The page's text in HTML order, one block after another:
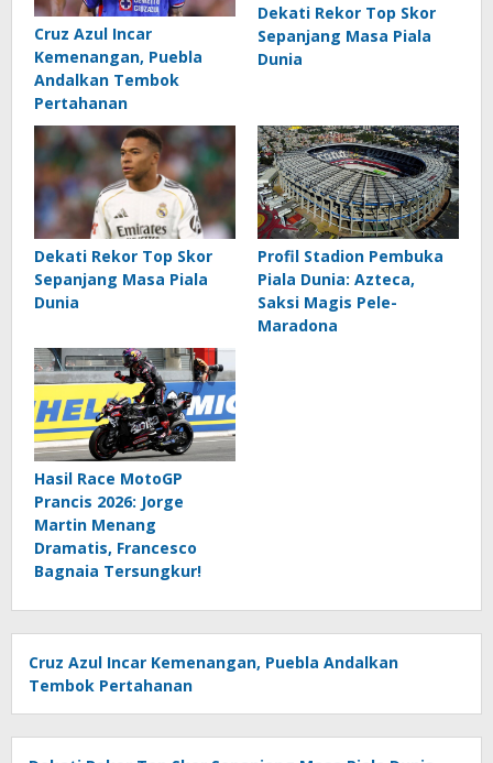
Cruz Azul Incar
Kemenangan, Puebla
Andalkan Tembok
Pertahanan
Dekati Rekor Top Skor
Sepanjang Masa Piala
Dunia
Dekati Rekor Top Skor
Sepanjang Masa Piala
Dunia
Profil Stadion Pembuka
Piala Dunia: Azteca,
Saksi Magis Pele-
Maradona
Hasil Race MotoGP
Prancis 2026: Jorge
Martin Menang
Dramatis, Francesco
Bagnaia Tersungkur!
Cruz Azul Incar Kemenangan, Puebla Andalkan
Tembok Pertahanan